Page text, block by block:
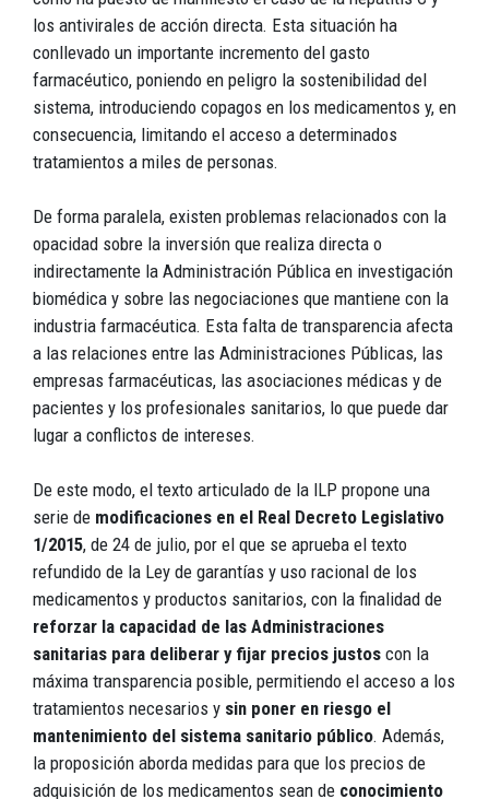
los antivirales de acción directa. Esta situación ha
conllevado un importante incremento del gasto
farmacéutico, poniendo en peligro la sostenibilidad del
sistema, introduciendo copagos en los medicamentos y, en
consecuencia, limitando el acceso a determinados
tratamientos a miles de personas.
De forma paralela, existen problemas relacionados con la
opacidad sobre la inversión que realiza directa o
indirectamente la Administración Pública en investigación
biomédica y sobre las negociaciones que mantiene con la
industria farmacéutica. Esta falta de transparencia afecta
a las relaciones entre las Administraciones Públicas, las
empresas farmacéuticas, las asociaciones médicas y de
pacientes y los profesionales sanitarios, lo que puede dar
lugar a conflictos de intereses.
De este modo, el texto articulado de la ILP propone una
serie de modificaciones en el Real Decreto Legislativo
1/2015, de 24 de julio, por el que se aprueba el texto
refundido de la Ley de garantías y uso racional de los
medicamentos y productos sanitarios, con la finalidad de
reforzar la capacidad de las Administraciones
sanitarias para deliberar y fijar precios justos con la
máxima transparencia posible, permitiendo el acceso a los
tratamientos necesarios y sin poner en riesgo el
mantenimiento del sistema sanitario público. Además,
la proposición aborda medidas para que los precios de
adquisición de los medicamentos sean de conocimiento